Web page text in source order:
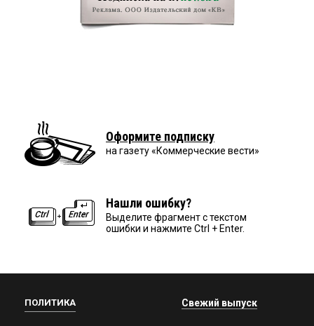
Оформите подписку
на газету «Коммерческие вести»
Нашли ошибку?
Выделите фрагмент с текстом
ошибки и нажмите Ctrl + Enter.
ПОЛИТИКА Свежий выпуск